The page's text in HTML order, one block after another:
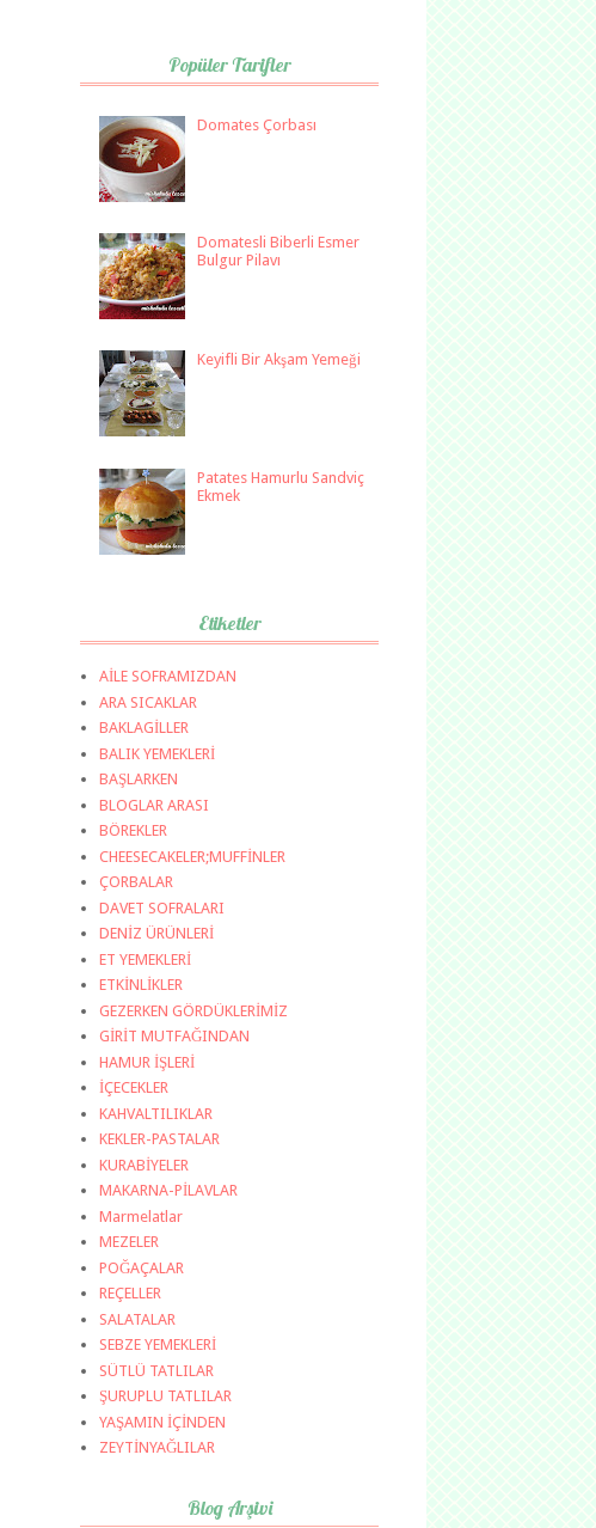
Popüler Tarifler
Domates Çorbası
Domatesli Biberli Esmer
Bulgur Pilavı
Keyifli Bir Akşam Yemeği
Patates Hamurlu Sandviç
Ekmek
Etiketler
AİLE SOFRAMIZDAN
ARA SICAKLAR
BAKLAGİLLER
BALIK YEMEKLERİ
BAŞLARKEN
BLOGLAR ARASI
BÖREKLER
CHEESECAKELER;MUFFİNLER
ÇORBALAR
DAVET SOFRALARI
DENİZ ÜRÜNLERİ
ET YEMEKLERİ
ETKİNLİKLER
GEZERKEN GÖRDÜKLERİMİZ
GİRİT MUTFAĞINDAN
HAMUR İŞLERİ
İÇECEKLER
KAHVALTILIKLAR
KEKLER-PASTALAR
KURABİYELER
MAKARNA-PİLAVLAR
Marmelatlar
MEZELER
POĞAÇALAR
REÇELLER
SALATALAR
SEBZE YEMEKLERİ
SÜTLÜ TATLILAR
ŞURUPLU TATLILAR
YAŞAMIN İÇİNDEN
ZEYTİNYAĞLILAR
Blog Arşivi